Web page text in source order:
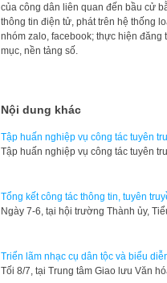
của công dân liên quan đến bầu cử
thông tin điện tử, phát trên hệ thống
nhóm zalo, facebook; thực hiện
mục, nền tảng số.
Nội dung khác
Tập huấn nghiệp vụ công tác tuyên
Tập huấn nghiệp vụ công tác tuyên
Tổng kết công tác thông tin, tuyên
Ngày 7-6, tại hội trường Thành ủy,
Triển lãm nhạc cụ dân tộc và biểu
Tối 8/7, tại Trung tâm Giao lưu Văn